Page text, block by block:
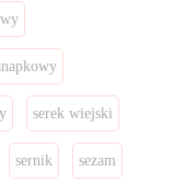
serek wiejski
sernik sezam